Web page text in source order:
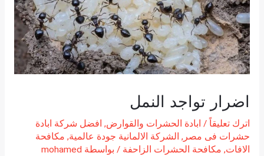
اضرار تواجد النمل
اترك تعليقاً / ابادة الحشرات والقوارض, افضل شركة ابادة
حشرات فى مصر , الشركة الالمانية جودة عالمية, مكافحة
الافات, مكافحة الحشرات الزاحفة / بواسطة mohamed